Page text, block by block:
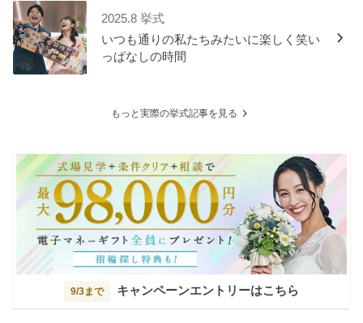
2025.8 挙式
いつも通りの私たちみたいに楽しく笑い
っぱなしの時間
もっと実際の挙式記事を見る
9/3まで キャンペーンエントリーはこちら